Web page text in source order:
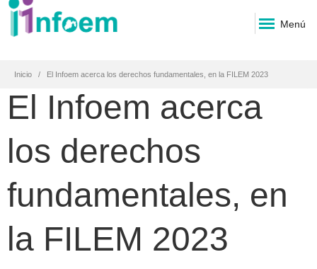
Menú
Inicio El Infoem acerca los derechos fundamentales, en la FILEM 2023
El Infoem acerca
los derechos
fundamentales, en
la FILEM 2023